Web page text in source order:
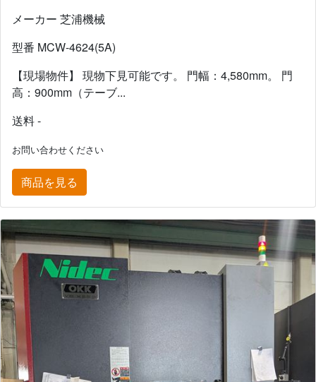
メーカー 芝浦機械
型番 MCW-4624(5A)
【現場物件】 現物下見可能です。 門幅：4,580mm。 門
高：900mm（テーブ...
送料 -
お問い合わせください
商品を見る